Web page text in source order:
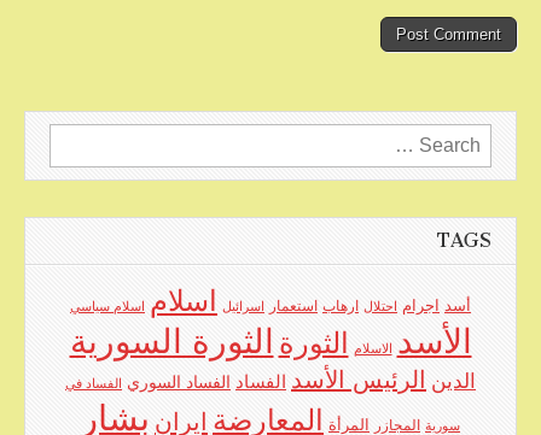
Search
for:
TAGS
أسد اجرام احتلال ارهاب استعمار اسرائيل اسلام اسلام سياسي
الأسد الاسلام الثورة الثورة السورية
الدين الرئيس الأسد الفساد الفساد السوري الفساد في
سورية المجازر المرأة المعارضة ايران بشار